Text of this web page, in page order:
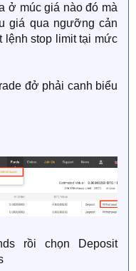
ở múc giá nào đó mà
giá qua ngưỡng cản
lệnh stop limit tại mức
đở phải canh biểu
rồi chọn Deposit